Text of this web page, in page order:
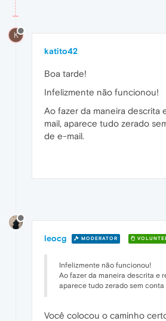
K
katito42
Boa tarde!
Infelizmente não funcionou!
Ao fazer da maneira descrita
mail, aparece tudo zerado
de e-mail.
leocg MODERATOR
Infelizmente não funcionou!
Ao fazer da maneira descrita e
aparece tudo zerado sem
Você colocou o caminho